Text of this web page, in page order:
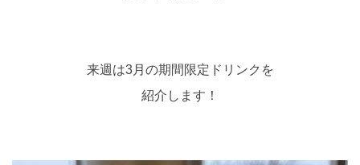
来週は3月の期間限定ドリンクを
紹介します！